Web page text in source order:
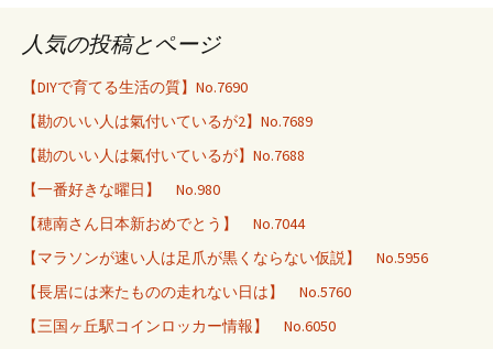
人気の投稿とページ
【DIYで育てる生活の質】No.7690
【勘のいい人は氣付いているが2】No.7689
【勘のいい人は氣付いているが】No.7688
【一番好きな曜日】 No.980
【穂南さん日本新おめでとう】 No.7044
【マラソンが速い人は足爪が黒くならない仮説】 No.5956
【長居には来たものの走れない日は】 No.5760
【三国ヶ丘駅コインロッカー情報】 No.6050